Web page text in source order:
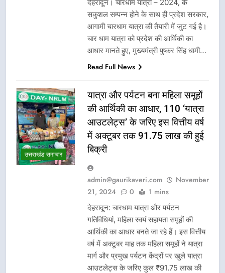
देहरादून। चारधाम यात्रा – 2024, के
सकुशल सम्पन्न होने के साथ ही प्रदेश सरकार,
आगामी चारधाम यात्रा की तैयारी में जुट गई है।
चार धाम यात्रा को प्रदेश की आर्थिकी का
आधार मानते हुए, मुख्यमंत्री पुष्कर सिंह धामी…
Read Full News
उत्तराखंड समाचार
यात्रा और पर्यटन बना महिला समूहों
की आर्थिकी का आधार, 110 ‘यात्रा
आउटलेट्स’ के जरिए इस वित्तीय वर्ष
में अक्टूबर तक 91.75 लाख की हुई
बिक्री
admin@gaurikaveri.com
November
21, 2024
0 1 mins
देहरादून: चारधाम यात्रा और पर्यटन
गतिविधियां, महिला स्वयं सहायता समूहों की
आर्थिकी का आधार बनते जा रहे हैं। इस वित्तीय
वर्ष में अक्टूबर माह तक महिला समूहों ने यात्रा
मार्ग और प्रमुख पर्यटन केंद्रों पर खुले यात्रा
आउटलेट्स के जरिए कुल ₹91.75 लाख की